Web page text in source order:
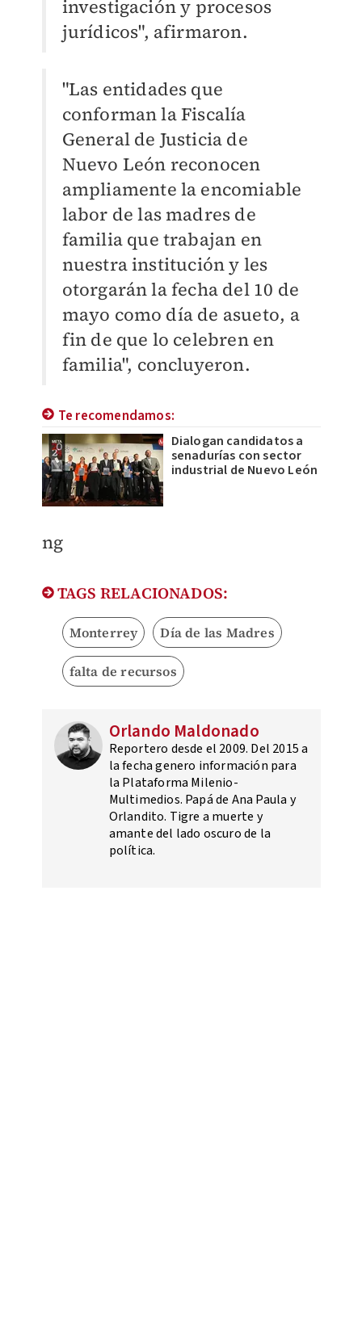
investigación y procesos
jurídicos", afirmaron.
"Las entidades que
conforman la Fiscalía
General de Justicia de
Nuevo León reconocen
ampliamente la encomiable
labor de las madres de
familia que trabajan en
nuestra institución y les
otorgarán la fecha del 10 de
mayo como día de asueto, a
fin de que lo celebren en
familia", concluyeron.
Te recomendamos:
Dialogan candidatos a
senadurías con sector
industrial de Nuevo León
ng
TAGS RELACIONADOS:
Monterrey Día de las Madres
falta de recursos
Orlando Maldonado
Reportero desde el 2009. Del 2015 a
la fecha genero información para
la Plataforma Milenio-
Multimedios. Papá de Ana Paula y
Orlandito. Tigre a muerte y
amante del lado oscuro de la
política.